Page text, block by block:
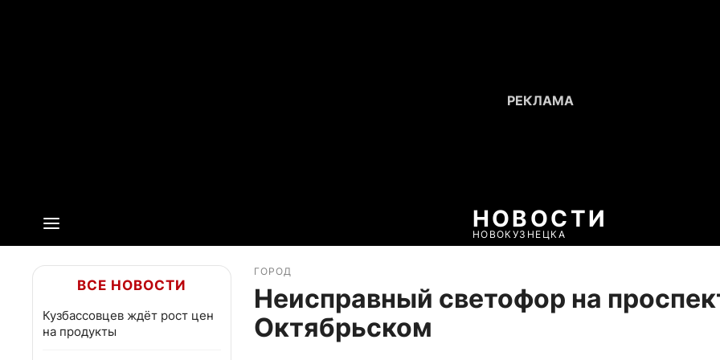
НОВОСТИ
НОВОКУЗНЕЦКА
ВСЕ НОВОСТИ
Кузбассовцев ждёт рост цен
на продукты
ГОРОД
Неисправный светофор на
Октябрьском